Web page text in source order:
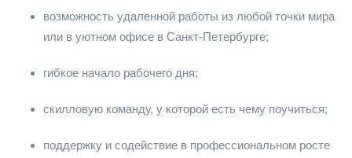
возможность удаленной работы из любой точки мира
или в уютном офисе в Санкт-Петербурге;
гибкое начало рабочего дня;
скилловую команду, у которой есть чему поучиться;
поддержку и содействие в профессиональном росте